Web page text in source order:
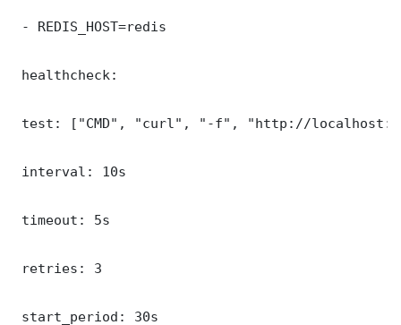
- REDIS_HOST=redis
healthcheck:
test: ["CMD", "curl", "-f", "http://
interval: 10s
timeout: 5s
retries: 3
start_period: 30s